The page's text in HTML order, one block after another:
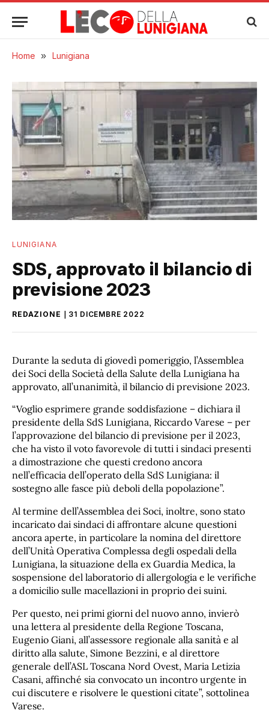
Home » Lunigiana
LUNIGIANA
SDS, approvato il bilancio di
previsione 2023
REDAZIONE 31 DICEMBRE 2022
Durante la seduta di giovedì pomeriggio, l’Assemblea
dei Soci della Società della Salute della Lunigiana ha
approvato, all’unanimità, il bilancio di previsione 2023.
“Voglio esprimere grande soddisfazione – dichiara il
presidente della SdS Lunigiana, Riccardo Varese – per
l’approvazione del bilancio di previsione per il 2023,
che ha visto il voto favorevole di tutti i sindaci presenti
a dimostrazione che questi credono ancora
nell’efficacia dell’operato della SdS Lunigiana: il
sostegno alle fasce più deboli della popolazione”.
Al termine dell’Assemblea dei Soci, inoltre, sono stato
incaricato dai sindaci di affrontare alcune questioni
ancora aperte, in particolare la nomina del direttore
dell’Unità Operativa Complessa degli ospedali della
Lunigiana, la situazione della ex Guardia Medica, la
sospensione del laboratorio di allergologia e le verifiche
a domicilio sulle macellazioni in proprio dei suini.
Per questo, nei primi giorni del nuovo anno, invierò
una lettera al presidente della Regione Toscana,
Eugenio Giani, all’assessore regionale alla sanità e al
diritto alla salute, Simone Bezzini, e al direttore
generale dell’ASL Toscana Nord Ovest, Maria Letizia
Casani, affinché sia convocato un incontro urgente in
cui discutere e risolvere le questioni citate”, sottolinea
Varese.